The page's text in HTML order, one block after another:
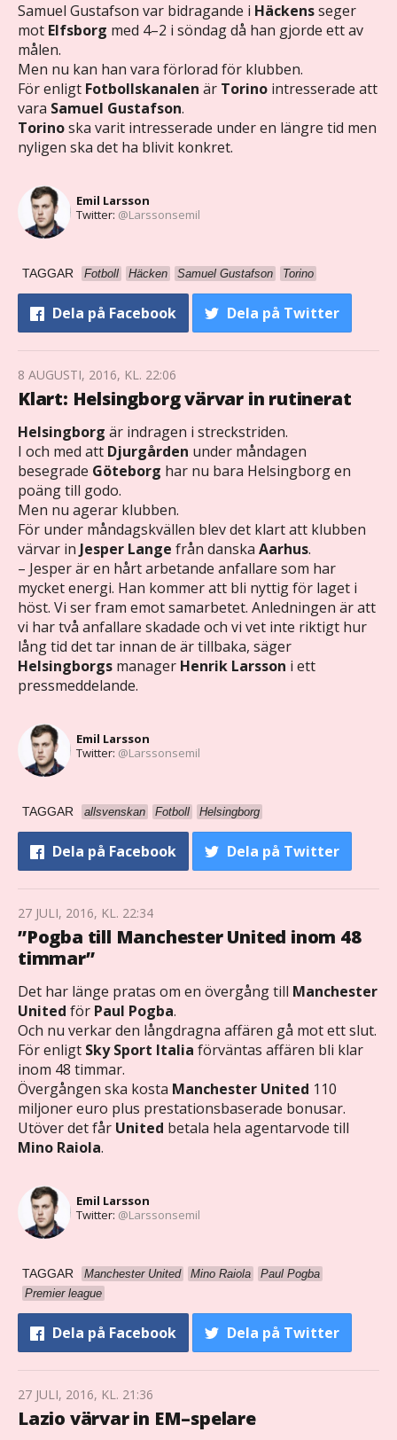
Samuel Gustafson var bidragande i Häckensseger
mot Elfsborg med 4–2 i söndag då han gjorde ett av
målen.
Men nu kan han vara förlorad för klubben.
För enligt Fotbollskanalen är Torino intresserade att
vara Samuel Gustafson.
Torinoska varit intresserade under en längre tid men
nyligen ska det ha blivit konkret.
Emil Larsson
Twitter: @Larssonsemil
TAGGAR Fotboll Häcken Samuel Gustafson Torino
Dela på Facebook Dela på Twitter
8 AUGUSTI, 2016, KL. 22:06
Klart: Helsingborg värvar in rutinerat
Helsingborg är indragen i streckstriden.
I och med att Djurgården under måndagen
besegrade Göteborg har nu bara Helsingborg en
poäng till godo.
Men nu agerar klubben.
För under måndagskvällen blev det klart att klubben
värvar in Jesper Lange från danska Aarhus.
– Jesper är en hårt arbetande anfallare som har
mycket energi. Han kommer att bli nyttig för laget i
höst. Vi ser fram emot samarbetet. Anledningen är att
vi har två anfallare skadade och vi vet inte riktigt hur
lång tid det tar innan de är tillbaka, säger
Helsingborgs manager Henrik Larsson i ett
pressmeddelande.
Emil Larsson
Twitter: @Larssonsemil
TAGGAR allsvenskan Fotboll Helsingborg
Dela på Facebook Dela på Twitter
27 JULI, 2016, KL. 22:34
”Pogba till Manchester United inom 48
timmar”
Det har länge pratas om en övergång till Manchester
United för Paul Pogba.
Och nu verkar den långdragna affären gå mot ett slut.
För enligt Sky Sport Italia förväntas affären bli klar
inom 48 timmar.
Övergången ska kosta Manchester United 110
miljoner euro plus prestationsbaserade bonusar.
Utöver det får United betala hela agentarvode till
Mino Raiola.
Emil Larsson
Twitter: @Larssonsemil
TAGGAR Manchester United Mino Raiola
Paul Pogba
Premier league
Dela på Facebook Dela på Twitter
27 JULI, 2016, KL. 21:36
Lazio värvar in EM–spelare